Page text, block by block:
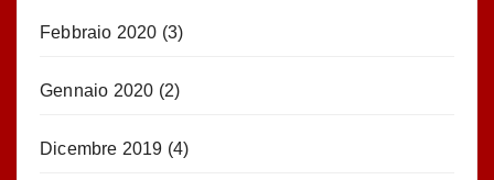
Febbraio 2020 (3)
Gennaio 2020 (2)
Dicembre 2019 (4)